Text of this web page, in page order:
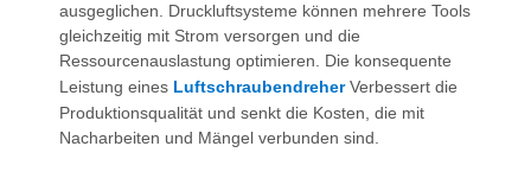
ausgeglichen. Druckluftsysteme können mehrere Tools
gleichzeitig mit Strom versorgen und die
Ressourcenauslastung optimieren. Die konsequente
Leistung eines LuftschraubendreherVerbessert die
Produktionsqualität und senkt die Kosten, die mit
Nacharbeiten und Mängel verbunden sind.